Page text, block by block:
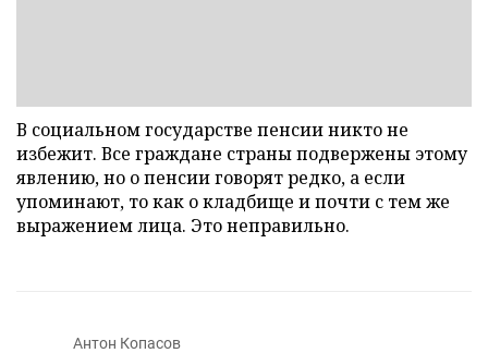
В социальном государстве пенсии никто не
избежит. Все граждане страны подвержены этому
явлению, но о пенсии говорят редко, а если
упоминают, то как о кладбище и почти с тем же
выражением лица. Это неправильно.
Антон Копасов